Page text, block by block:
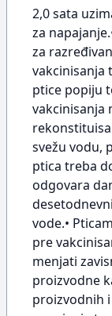
2,0 sata
za
za
vakcinisanja
ptice popiju
vakcinisanja
svežu vodu,
ptica treba
odgovara
vode.•
pre
menjati
proizvodne
proizvodnih i